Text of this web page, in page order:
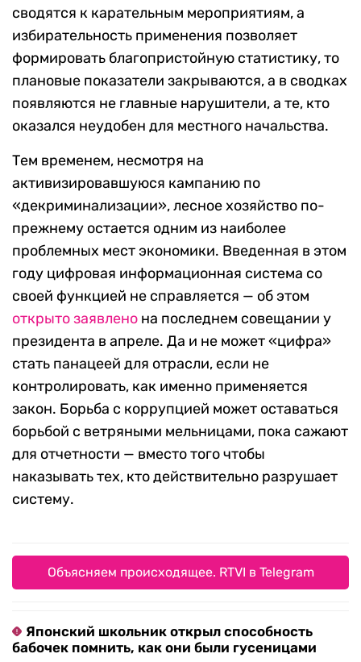
сводятся к карательным мероприятиям, а
избирательность применения позволяет
формировать благопристойную статистику, то
плановые показатели закрываются, а в сводках
появляются не главные нарушители, а те, кто
оказался неудобен для местного начальства.
Тем временем, несмотря на
активизировавшуюся кампанию по
«декриминализации», лесное хозяйство по-
прежнему остается одним из наиболее
проблемных мест экономики. Введенная в этом
году цифровая информационная система со
своей функцией не справляется — об этом
открыто заявлено на последнем совещании у
президента в апреле. Да и не может «цифра»
стать панацеей для отрасли, если не
контролировать, как именно применяется
закон. Борьба с коррупцией может оставаться
борьбой с ветряными мельницами, пока сажают
для отчетности — вместо того чтобы
наказывать тех, кто действительно разрушает
систему.
Объясняем происходящее. RTVI в Telegram
Японский школьник открыл способность
бабочек помнить, как они были гусеницами